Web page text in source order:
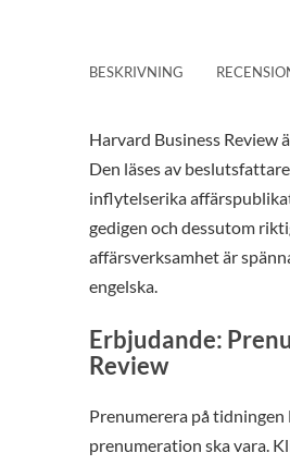
BESKRIVNING
Harvard Business Review
Den läses av
inflytelserika
gedigen och dessutom
affärsverksamhet är
engelska.
Erbjudande:
Review
Prenumerera på tidningen
prenumeration ska vara.